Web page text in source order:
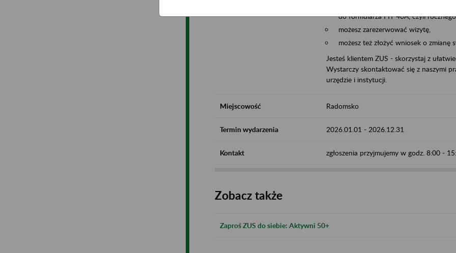
masz dostęp m.in. do formularza
do formularza PIT 40A, czyli
możesz zarezerwować wizytę,
możesz też złożyć wniosek o zmianę
Jesteś klientem ZUS - skorzystaj z
Wystarczy skontaktować się z naszymi
urzędzie i instytucji.
Miejscowość Radomsko
Termin wydarzenia 2026.01.01 - 2026.12.31
Kontakt zgłoszenia przyjmujemy w godz. 8:00 -
Zobacz także
Zaproś ZUS do siebie: Aktywni 50+